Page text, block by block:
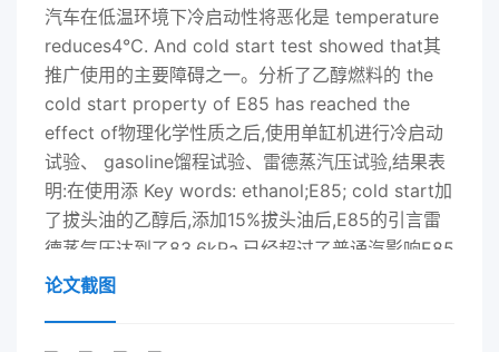
汽车在低温环境下冷启动性将恶化是 temperature
reduces4℃. And cold start test showed that其
推广使用的主要障碍之一。分析了乙醇燃料的 the
cold start property of E85 has reached the
effect of物理化学性质之后,使用单缸机进行冷启动
试验、 gasoline馏程试验、雷德蒸汽压试验,结果表
明:在使用添 Key words: ethanol;E85; cold start加
了拔头油的乙醇后,添加15%拔头油后,E85的引言雷
德蒸气压达到了83.6kPa,已经超过了普诵汽影响E85
燃料推广的一个主要原因就是E85汽油的水平。馏程
论文截图